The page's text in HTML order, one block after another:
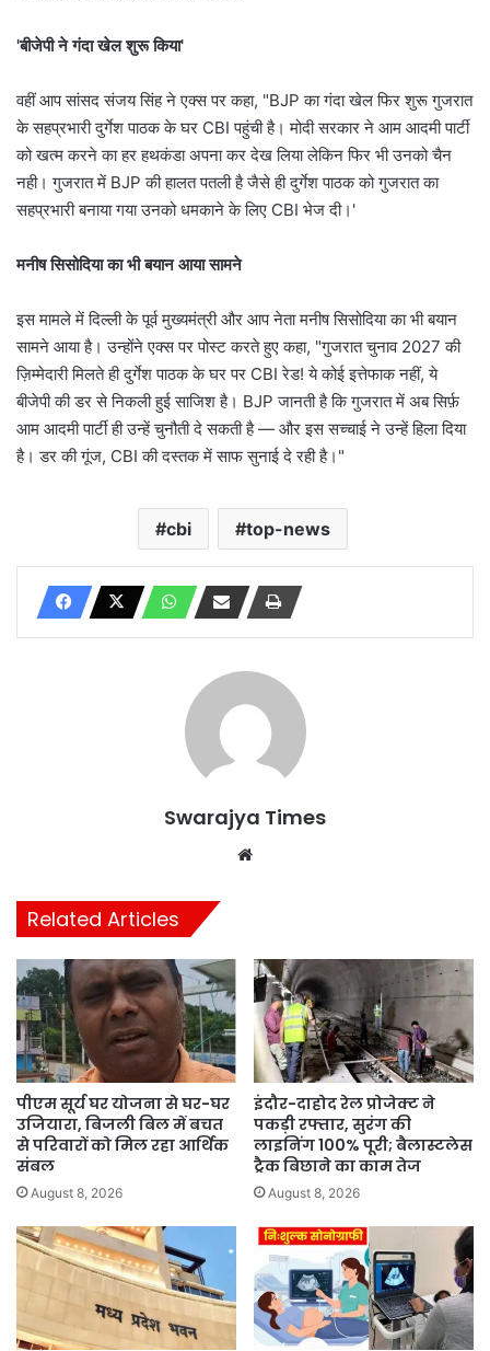
'बीजेपी ने गंदा खेल शुरू किया'
वहीं आप सांसद संजय सिंह ने एक्स पर कहा, "BJP का गंदा खेल फिर शुरू गुजरात
के सहप्रभारी दुर्गेश पाठक के घर CBI पहुंची है। मोदी सरकार ने आम आदमी पार्टी
को खत्म करने का हर हथकंडा अपना कर देख लिया लेकिन फिर भी उनको चैन
नही। गुजरात में BJP की हालत पतली है जैसे ही दुर्गेश पाठक को गुजरात का
सहप्रभारी बनाया गया उनको धमकाने के लिए CBI भेज दी।'
मनीष सिसोदिया का भी बयान आया सामने
इस मामले में दिल्ली के पूर्व मुख्यमंत्री और आप नेता मनीष सिसोदिया का भी बयान
सामने आया है। उन्होंने एक्स पर पोस्ट करते हुए कहा, "गुजरात चुनाव 2027 की
ज़िम्मेदारी मिलते ही दुर्गेश पाठक के घर पर CBI रेड! ये कोई इत्तेफाक नहीं, ये
बीजेपी की डर से निकली हुई साजिश है। BJP जानती है कि गुजरात में अब सिर्फ़
आम आदमी पार्टी ही उन्हें चुनौती दे सकती है — और इस सच्चाई ने उन्हें हिला दिया
है। डर की गूंज, CBI की दस्तक में साफ सुनाई दे रही है।"
cbi top-news
Swarajya Times
Related Articles
पीएम सूर्य घर योजना से घर-घर
उजियारा, बिजली बिल में बचत
से परिवारों को मिल रहा आर्थिक
संबल
August 8, 2026
इंदौर-दाहोद रेल प्रोजेक्ट ने
पकड़ी रफ्तार, सुरंग की
लाइनिंग 100% पूरी; बैलास्टलेस
ट्रैक बिछाने का काम तेज
August 8, 2026